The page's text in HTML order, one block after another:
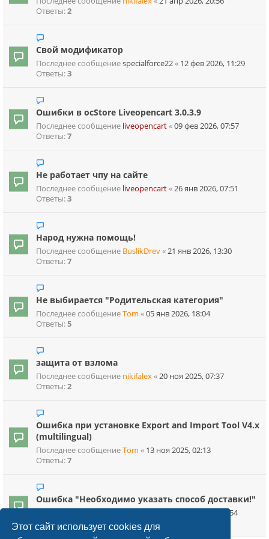
Этот сайт использует cookies для
Ответы:2
Свой модификатор
Последнее сообщениеspecialforce22« 12 фев 2026, 11:29
Ответы:3
Ошибки в ocStore Liveopencart 3.0.3.9
Последнее сообщение liveopencart«09 фев 2026, 07:57
Ответы:7
Не работает чпу на сайте
Последнее сообщение liveopencart«26 янв 2026, 07:51
Ответы:3
Народ нужна помощь!
Последнее сообщение BuslikDrev«21 янв 2026, 13:30
Ответы:7
Не выбирается "Родительская категория"
Последнее сообщениеTom «05 янв 2026, 18:04
Ответы:5
защита от взлома
Последнее сообщение nikifalex«20 ноя 2025, 07:37
Ответы:2
Ошибка при установке Export and Import Tool V4.x
(multilingual)
Последнее сообщениеTom « 13 ноя 2025, 02:13
Ответы:7
Ошибка "Необходимо указать способ доставки!"
08 окт 2025, 12:54
Ответы:1